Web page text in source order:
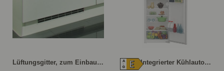
Lüftungsgitter, zum Einbau in die Sockelblende bei Geräte- Umbauten LG40 A
↑G E BEKO Integrierter Kühlautomat BSSA210K4SN BSSA210K4SN